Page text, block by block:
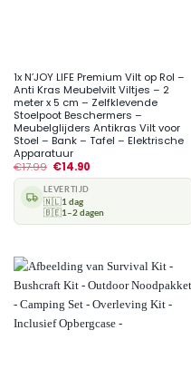
1x N’JOY LIFE Premium Vilt op Rol –
Anti Kras Meubelvilt Viltjes – 2
meter x 5 cm – Zelfklevende
Stoelpoot Beschermers –
Meubelglijders Antikras Vilt voor
Stoel – Bank – Tafel – Elektrische
Apparatuur
€17.99 €14.90
LEVERTIJD
🇳🇱1 dag
🇧🇪1–2 dagen